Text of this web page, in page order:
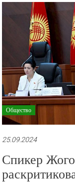
рекламные
ролики
презентации.
Общество
25.09.2024
Спикер